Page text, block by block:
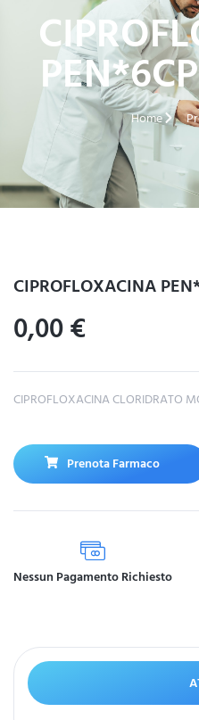
Home
CIPROFLOXACINA
0,00€
CIPROFLOXACINA CLORIDRATO
Prenota Farmaco
Nessun Pagamento Richiesto